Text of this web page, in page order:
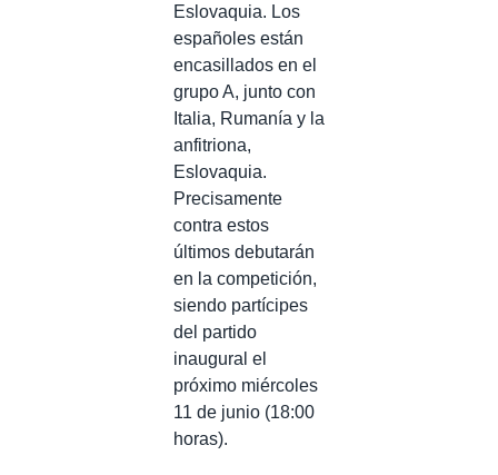
Eslovaquia. Los
españoles están
encasillados en el
grupo A, junto con
Italia, Rumanía y la
anfitriona,
Eslovaquia.
Precisamente
contra estos
últimos debutarán
en la competición,
siendo partícipes
del partido
inaugural el
próximo miércoles
11 de junio (18:00
horas).